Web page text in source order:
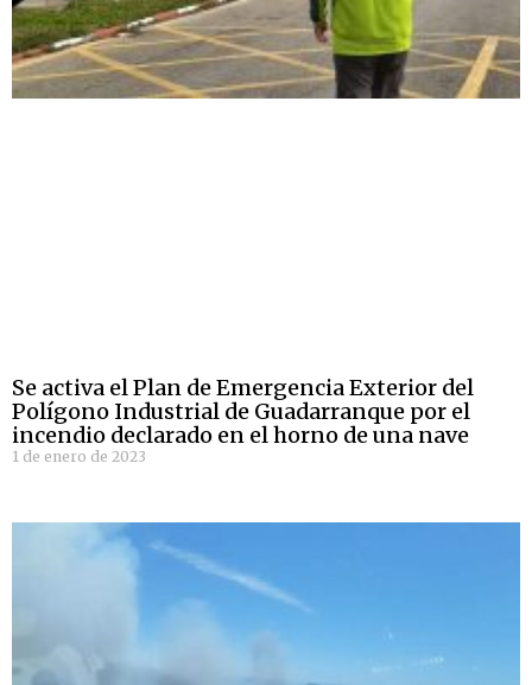
Se activa el Plan de Emergencia Exterior del
Polígono Industrial de Guadarranque por el
incendio declarado en el horno de una nave
1 de enero de 2023